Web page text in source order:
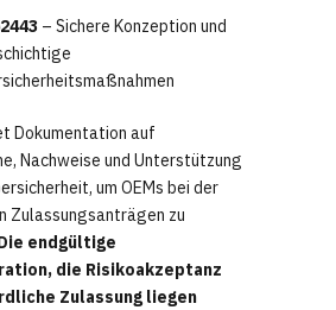
– Sichere Konzeption und
Dokumentation auf
Nachweise und Unterstützung
um OEMs bei der
Zulassungsanträgen zu
endgültige
die Risikoakzeptanz
Zulassung liegen